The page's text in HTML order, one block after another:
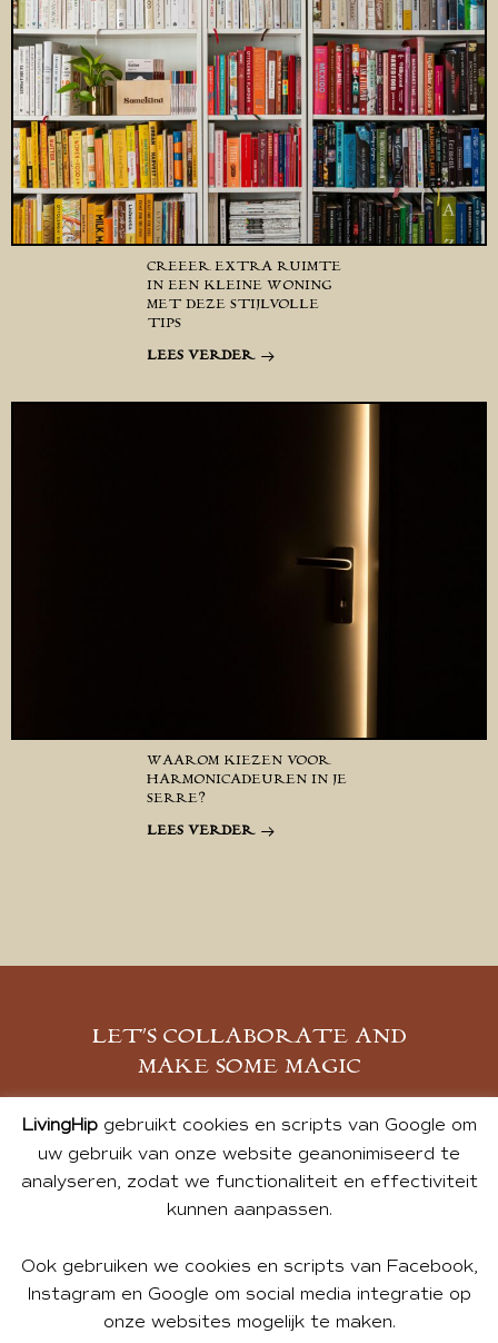
CREËER EXTRA RUIMTE
IN EEN KLEINE WONING
MET DEZE STIJLVOLLE
TIPS
LEES VERDER
WAAROM KIEZEN VOOR
HARMONICADEUREN IN JE
SERRE?
LEES VERDER
LET’S COLLABORATE AND
MAKE SOME MAGIC
MELD JE AAN
LivingHipgebruikt cookies en scripts van Google om
uw gebruik van onze website geanonimiseerd te
analyseren, zodat we functionaliteit en effectiviteit
kunnen aanpassen.
Ook gebruiken we cookies en scripts van Facebook,
Instagram en Google om social media integratie op
onze websites mogelijk te maken.